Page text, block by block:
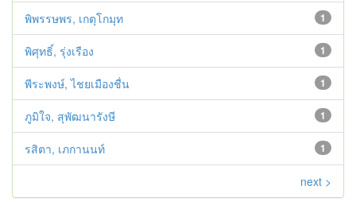
1
พิพรรษพร, เกตุโกมุท
1
พิศุทธิ์, รุ่งเรือง
1
พีระพงษ์, ไชยเมืองชื่น
1
ภูมิใจ, สุพัฒนารังษี
1
รสิตา, เภกานนท์
next >